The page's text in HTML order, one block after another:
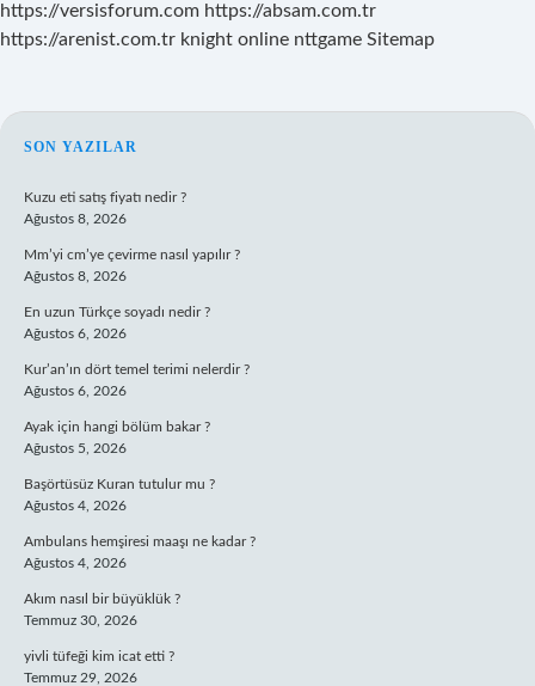
https://versisforum.com https://absam.com.tr
https://arenist.com.tr knight online nttgame Sitemap
SIDEBAR
SON YAZILAR
Kuzu eti satış fiyatı nedir ?
Ağustos 8, 2026
Mm’yi cm’ye çevirme nasıl yapılır ?
Ağustos 8, 2026
En uzun Türkçe soyadı nedir ?
Ağustos 6, 2026
Kur’an’ın dört temel terimi nelerdir ?
Ağustos 6, 2026
Ayak için hangi bölüm bakar ?
Ağustos 5, 2026
Başörtüsüz Kuran tutulur mu ?
Ağustos 4, 2026
Ambulans hemşiresi maaşı ne kadar ?
Ağustos 4, 2026
Akım nasıl bir büyüklük ?
Temmuz 30, 2026
yivli tüfeği kim icat etti ?
Temmuz 29, 2026